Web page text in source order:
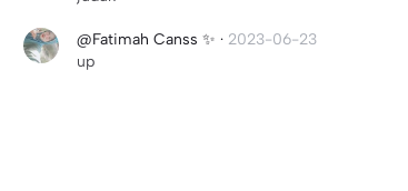
@Fatimah Canss ✨ · 2023-06-23
up